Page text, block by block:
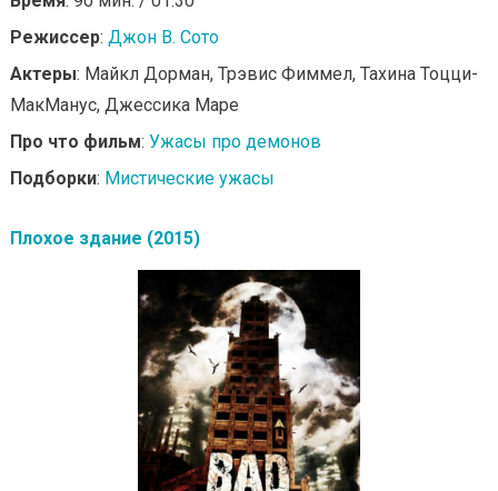
Режиссер: Джон В. Сото
Актеры: Майкл Дорман, Трэвис Фиммел, Тахина Тоцци-
МакМанус, Джессика Маре
Про что фильм: Ужасы про демонов
Подборки: Мистические ужасы
Плохое здание (2015)